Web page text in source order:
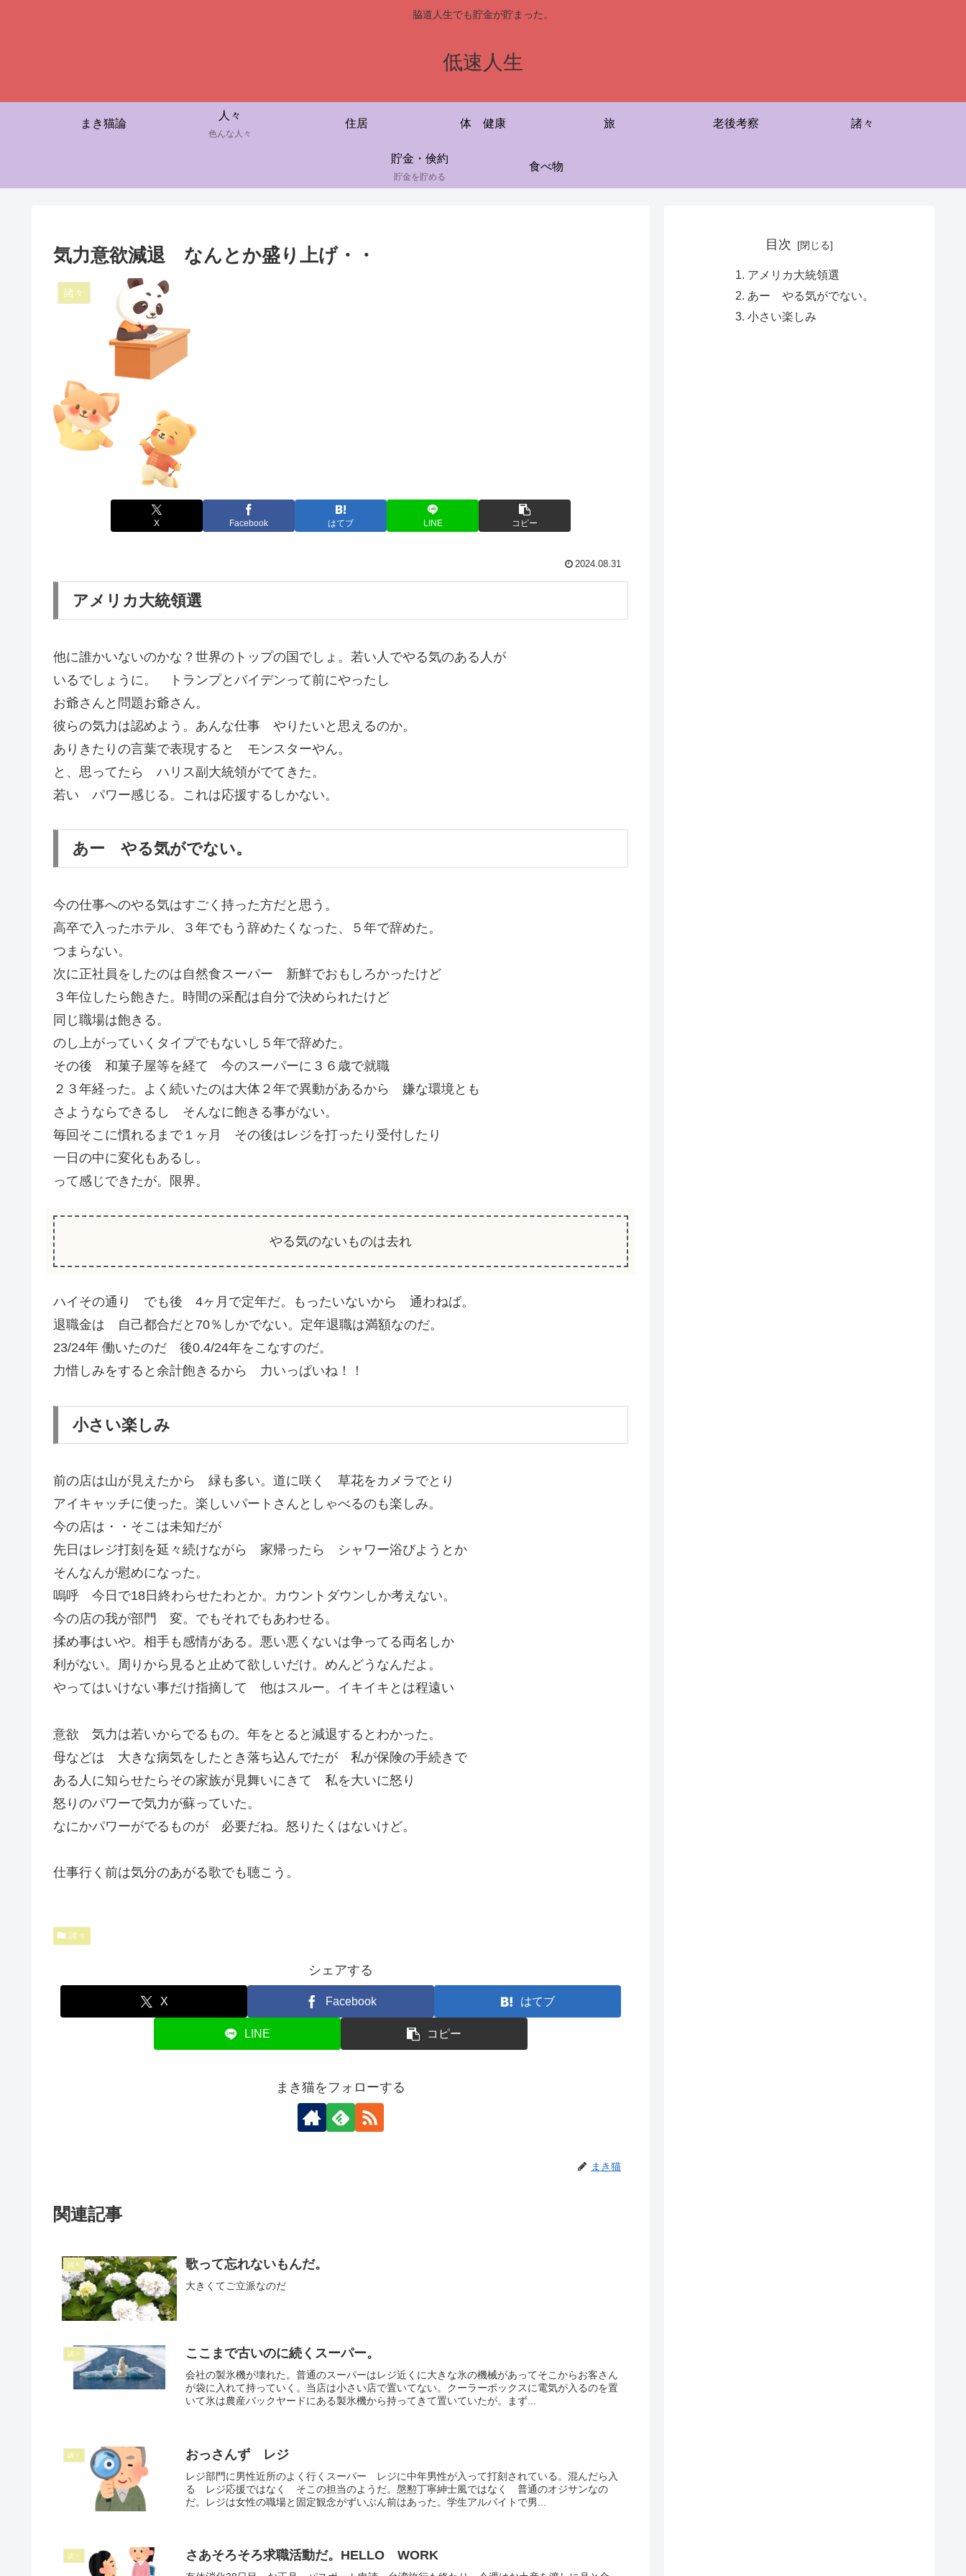
脇道人生でも貯金が貯まった。
低速人生
まき猫論
人々
色んな人々
住居 体 健康 旅 老後考察 諸々
貯金・倹約
貯金を貯める
食べ物
気力意欲減退 なんとか盛り上げ・・
諸々
X Facebook はてブ LINE コピー
2024.08.31
アメリカ大統領選
他に誰かいないのかな？世界のトップの国でしょ。若い人でやる気のある人が
いるでしょうに。 トランプとバイデンって前にやったし
お爺さんと問題お爺さん。
彼らの気力は認めよう。あんな仕事 やりたいと思えるのか。
ありきたりの言葉で表現すると モンスターやん。
と、思ってたら ハリス副大統領がでてきた。
若い パワー感じる。これは応援するしかない。
あー やる気がでない。
今の仕事へのやる気はすごく持った方だと思う。
高卒で入ったホテル、３年でもう辞めたくなった、５年で辞めた。
つまらない。
次に正社員をしたのは自然食スーパー 新鮮でおもしろかったけど
３年位したら飽きた。時間の采配は自分で決められたけど
同じ職場は飽きる。
のし上がっていくタイプでもないし５年で辞めた。
その後 和菓子屋等を経て 今のスーパーに３６歳で就職
２３年経った。よく続いたのは大体２年で異動があるから 嫌な環境とも
さようならできるし そんなに飽きる事がない。
毎回そこに慣れるまで１ヶ月 その後はレジを打ったり受付したり
一日の中に変化もあるし。
って感じできたが。限界。
やる気のないものは去れ
ハイその通り でも後 4ヶ月で定年だ。もったいないから 通わねば。
退職金は 自己都合だと70％しかでない。定年退職は満額なのだ。
23/24年 働いたのだ 後0.4/24年をこなすのだ。
力惜しみをすると余計飽きるから 力いっぱいね！！
小さい楽しみ
前の店は山が見えたから 緑も多い。道に咲く 草花をカメラでとり
アイキャッチに使った。楽しいパートさんとしゃべるのも楽しみ。
今の店は・・そこは未知だが
先日はレジ打刻を延々続けながら 家帰ったら シャワー浴びようとか
そんなんが慰めになった。
嗚呼 今日で18日終わらせたわとか。カウントダウンしか考えない。
今の店の我が部門 変。でもそれでもあわせる。
揉め事はいや。相手も感情がある。悪い悪くないは争ってる両名しか
利がない。周りから見ると止めて欲しいだけ。めんどうなんだよ。
やってはいけない事だけ指摘して 他はスルー。イキイキとは程遠い
意欲 気力は若いからでるもの。年をとると減退するとわかった。
母などは 大きな病気をしたとき落ち込んでたが 私が保険の手続きで
ある人に知らせたらその家族が見舞いにきて 私を大いに怒り
怒りのパワーで気力が蘇っていた。
なにかパワーがでるものが 必要だね。怒りたくはないけど。
仕事行く前は気分のあがる歌でも聴こう。
諸々
シェアする
X Facebook はてブ
LINE コピー
まき猫をフォローする
まき猫
関連記事
諸々 歌って忘れないもんだ。
大きくてご立派なのだ
諸々 ここまで古いのに続くスーパー。
会社の製氷機が壊れた。普通のスーパーはレジ近くに大きな氷の機械があってそこからお客さん
が袋に入れて持っていく。当店は小さい店で置いてない。クーラーボックスに電気が入るのを置
いて氷は農産バックヤードにある製氷機から持ってきて置いていたが。まず...
諸々 おっさんず レジ
レジ部門に男性近所のよく行くスーパー レジに中年男性が入って打刻されている。混んだら入
る レジ応援ではなく そこの担当のようだ。慇懃丁寧紳士風ではなく 普通のオジサンなの
だ。レジは女性の職場と固定観念がずいぶん前はあった。学生アルバイトで男...
諸々 さあそろそろ求職活動だ。HELLO WORK
目次
アメリカ大統領選
あー やる気がでない。
小さい楽しみ